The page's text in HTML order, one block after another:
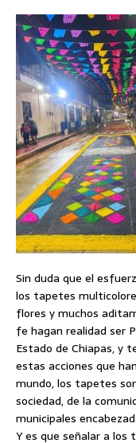
Sin duda que el
los tapetes
flores y muchos
fe hagan realidad ser
Estado de Chiapas, y
estas acciones que
mundo, los tapetes
sociedad, de la
municipales
Y es que señalar a